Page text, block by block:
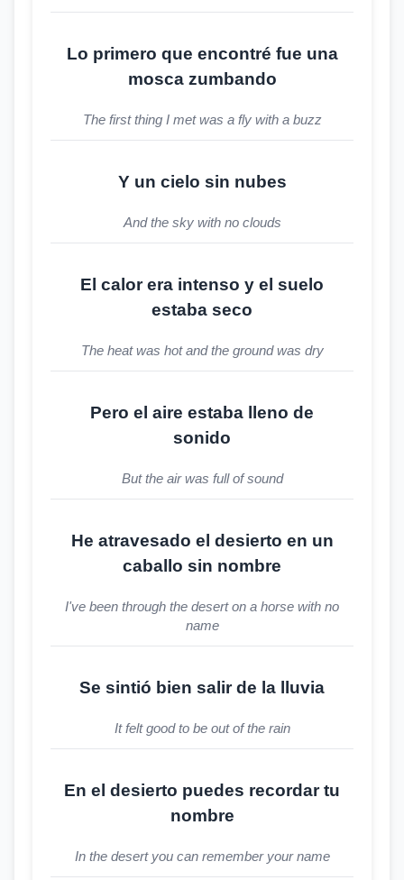
Lo primero que encontré fue una
mosca zumbando
The first thing I met was a fly with a buzz
Y un cielo sin nubes
And the sky with no clouds
El calor era intenso y el suelo
estaba seco
The heat was hot and the ground was dry
Pero el aire estaba lleno de
sonido
But the air was full of sound
He atravesado el desierto en un
caballo sin nombre
I've been through the desert on a horse with no
name
Se sintió bien salir de la lluvia
It felt good to be out of the rain
En el desierto puedes recordar tu
nombre
In the desert you can remember your name